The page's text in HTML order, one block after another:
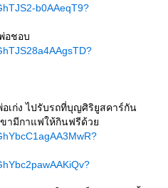
b0AAeqT9?
อชอบ
เก่ง ไปรับรถที่บุญศิริยูสคาร์กัน
ามีกาแฟให้กินฟรีด้วย